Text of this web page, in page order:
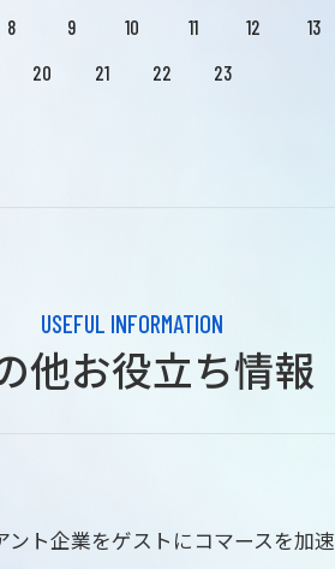
8 9 10 11 12 13
20
21 22 23
USEFUL INFORMATION
他お役立ち情報
ト企業をゲストにコマースを加